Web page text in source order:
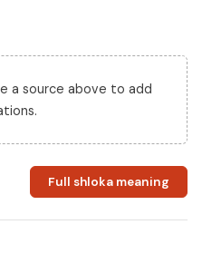
a source above to add
Full shloka meaning